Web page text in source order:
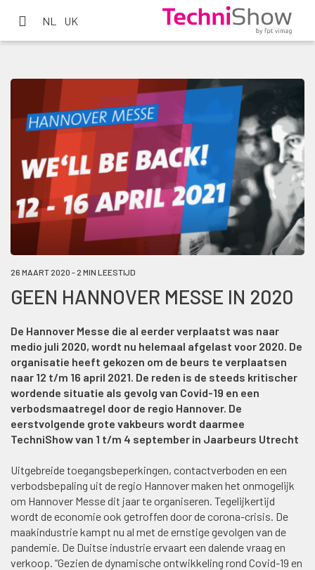
NL UK
26 MAART 2020 - 2 MIN LEESTIJD
GEEN HANNOVER MESSE IN 2020
De Hannover Messe die al eerder verplaatst was naar
medio juli 2020, wordt nu helemaal afgelast voor 2020. De
organisatie heeft gekozen om de beurs te verplaatsen
naar 12 t/m 16 april 2021. De reden is de steeds kritischer
wordende situatie als gevolg van Covid-19 en een
verbodsmaatregel door de regio Hannover. De
eerstvolgende grote vakbeurs wordt daarmee
TechniShow van 1 t/m 4 september in Jaarbeurs Utrecht
Uitgebreide toegangsbeperkingen, contactverboden en een
verbodsbepaling uit de regio Hannover maken het onmogelijk
om Hannover Messe dit jaar te organiseren. Tegelijkertijd
wordt de economie ook getroffen door de corona-crisis. De
maakindustrie kampt nu al met de ernstige gevolgen van de
pandemie. De Duitse industrie ervaart een dalende vraag en
verkoop. “Gezien de dynamische ontwikkeling rond Covid-19 en